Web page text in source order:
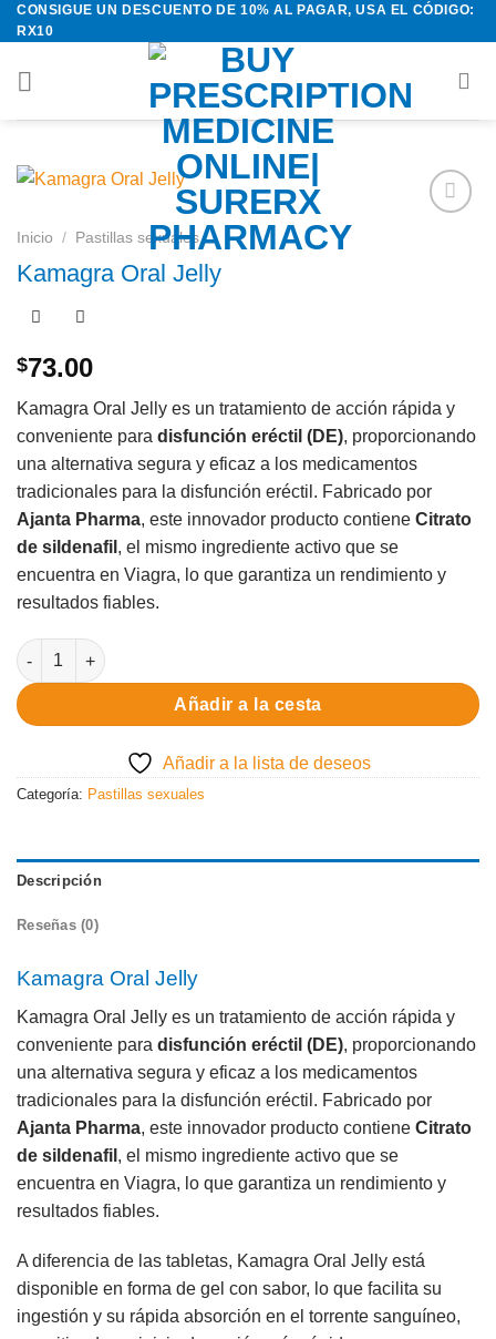
Saltar
al
contenido
CONSIGUE UN DESCUENTO DE 10% AL PAGAR, USA EL CÓDIGO:
RX10
Inicio / Pastillas sexuales
Kamagra Oral Jelly
$73.00
Kamagra Oral Jelly es un tratamiento de acción rápida y
conveniente para disfunción eréctil (DE), proporcionando
una alternativa segura y eficaz a los medicamentos
tradicionales para la disfunción eréctil. Fabricado por
Ajanta Pharma, este innovador producto contiene Citrato
de sildenafil , el mismo ingrediente activo que se
encuentra en Viagra, lo que garantiza un rendimiento y
resultados fiables.
Cantidad Kamagra Oral Jelly
Añadir a la cesta
Añadir a la lista de deseos
Categoría: Pastillas sexuales
Descripción
Reseñas (0)
Kamagra Oral Jelly
Kamagra Oral Jelly es un tratamiento de acción rápida y
conveniente para disfunción eréctil (DE), proporcionando
una alternativa segura y eficaz a los medicamentos
tradicionales para la disfunción eréctil. Fabricado por
Ajanta Pharma, este innovador producto contiene Citrato
de sildenafil , el mismo ingrediente activo que se
encuentra en Viagra, lo que garantiza un rendimiento y
resultados fiables.
A diferencia de las tabletas, Kamagra Oral Jelly está
disponible en forma de gel con sabor, lo que facilita su
ingestión y su rápida absorción en el torrente sanguíneo,